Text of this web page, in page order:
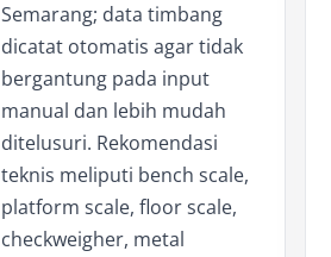
Semarang; data timbang
dicatat otomatis agar tidak
bergantung pada input
manual dan lebih mudah
ditelusuri. Rekomendasi
teknis meliputi bench scale,
platform scale, floor scale,
checkweigher, metal